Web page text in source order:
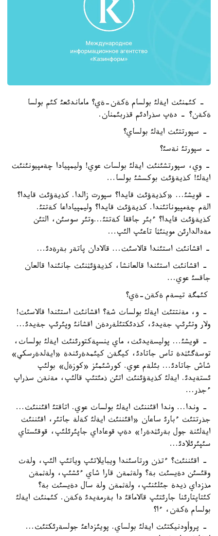
- كئمنئث ايةلئ بولسام ةكةن-ةي؟ ماماندئعئ كئم بولسا
ةكةن؟ - دةپ سذرادئم قذربئمنان.
- سپورتتئث ايةلئ بولساي؟
- سپورتئ نةسئ؟
- وي، سپورتشئنئث ايةلئ بولساث عوي! وليمپيادا چةمپيونئنئث
ايةلئ! كذيةؤئث بوكسشئ بولسا...
- قويشئ... «كذيةؤئث قايدا؟ سپورت زالدا. كذيةؤئث قايدا؟
الةم چةمپيوناتئندا. كذيةؤئث قايدا؟ وليمپياداعا كةتتئ.
كذيةؤئث قايدا؟ ءبئر جاققا كةتتئ...وتئر سوسئن، التئن
مةدالدارئن موينئثا تاعئپ الئپ...
- اقشانئث استئندا قالاسئث... قالادان پاتةر بةرةدئ...
- اقشانئث استئندا قالعانشا، كذيةؤئثنئث جانئندا قالعان
جاقسئ عوي...
كئمگة تيسةم ةكةن-ةي؟
- و، مةنتتئث ايةلئ بولساث شة؟ اقشانئث استئندا قالاسئث!
ولار وتئرئپ جةيدئ، كذدئكتئلةردةن اقشانئ وپئرئپ جةيدئ...
- قويشئ... پوليسةيدئث، ماي ينسپةكتورئنئث ايةلئ بولساث،
توسةگئثدة تاس جاتادئ، كيگةن كيئمدةرئندة «ايةلدةرسكي»
شاش جاتادئ... بئلةم عوي. كورشئمئز «كوزةل» بولئپ
ئستةيدئ. ايةلئ كذيةؤئنئث اتئن ذمئتئپ قالئپ، مةنةن سذراپ
ءجذر...
- وندا... وندا اقئننئث ايةلئ بولساث عوي. اتاقتئ اقئننئث...
جذرتتئث ءبارئ ساعان «اقئننئث ايةلئ كةلة جاتئر، اقئننئث
ايةلئنة جول بةرئثدةر!» دةپ قوعاداي جاپئرئلئپ، قوقئستاي
سئپئرئلادئ...
- اقئننئث؟ ءتذن ورتاسئندا ويبايلاتئپ وياتئپ الئپ، ولةث
وقئسئن دةيسئث بة؟ ولةثمةن قارا شاي ءئشئپ، ولةثمةن
مذزداي ذيدة جئلئنئپ، ولةثمةن ولة سال دةيسئث بة؟
كئتاپتارئنا جارئتئپ قالاماقئ دا بةرمةيدئ ةكةن. كئمنئث ايةلئ
بولسام ةكةن، ءا؟
- پروأودنيكتئث ايةلئ بولساي. پويئزداعئ جولسةرئكتئث...